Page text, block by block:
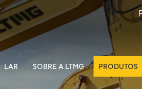
LAR SOBRE A LTMG PRODUTOS